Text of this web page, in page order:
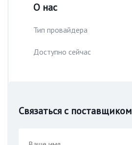
О нас
Тип провайдера
Доступно сейчас
Связаться с поставщиком